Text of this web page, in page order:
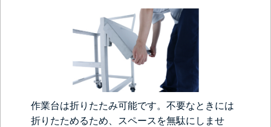
作業台は折りたたみ可能です。不要なときには
折りたためるため、スペースを無駄にしませ